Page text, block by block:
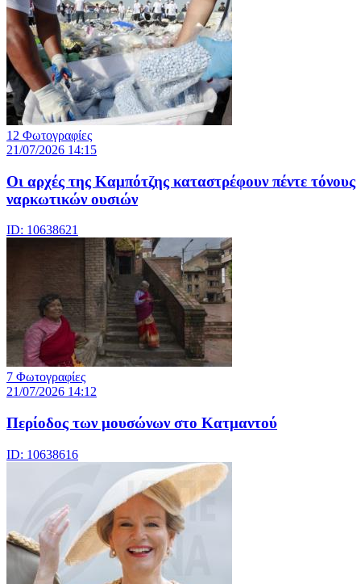
12 Φωτογραφίες
21/07/2026 14:15
Οι αρχές της Καμπότζης καταστρέφουν πέντε τόνους
ναρκωτικών ουσιών
ID: 10638621
7 Φωτογραφίες
21/07/2026 14:12
Περίοδος των μουσώνων στο Κατμαντού
ID: 10638616